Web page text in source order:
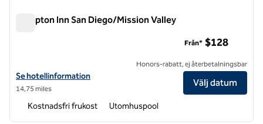
Hampton Inn San Diego/Mission Valley
Visa hotelldetaljer för Hampton Inn San Diego/Mission Valley
Se hotellinformation
14,75 miles
Från* $128
Honors-rabatt, ej återbetalningsbar
Välj datum
Kostnadsfri frukost Utomhuspool